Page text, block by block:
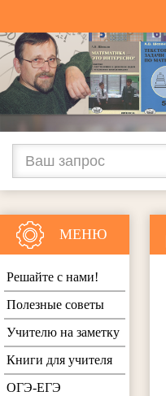
МЕНЮ
Решайте с нами!
Полезные советы
Учителю на заметку
Книги для учителя
ОГЭ-ЕГЭ